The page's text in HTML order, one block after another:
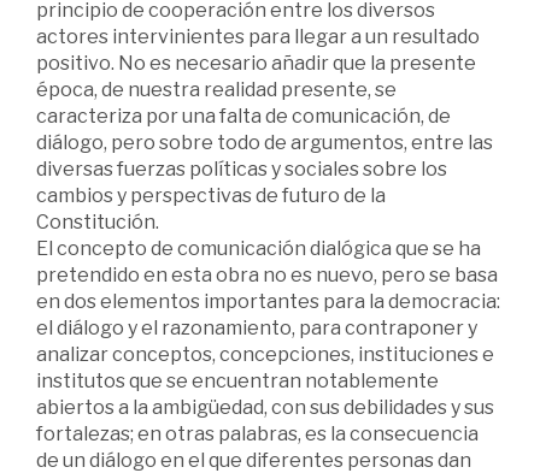
principio de cooperación entre los diversos
actores intervinientes para llegar a un resultado
positivo. No es necesario añadir que la presente
época, de nuestra realidad presente, se
caracteriza por una falta de comunicación, de
diálogo, pero sobre todo de argumentos, entre las
diversas fuerzas políticas y sociales sobre los
cambios y perspectivas de futuro de la
Constitución.
El concepto de comunicación dialógica que se ha
pretendido en esta obra no es nuevo, pero se basa
en dos elementos importantes para la democracia:
el diálogo y el razonamiento, para contraponer y
analizar conceptos, concepciones, instituciones e
institutos que se encuentran notablemente
abiertos a la ambigüedad, con sus debilidades y sus
fortalezas; en otras palabras, es la consecuencia
de un diálogo en el que diferentes personas dan